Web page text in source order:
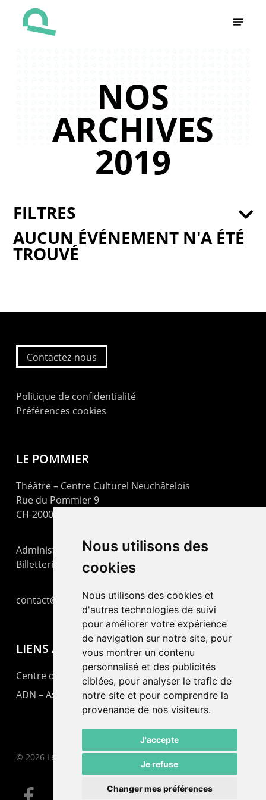
Nous utilisons des
cookies
Nous utilisons des cookies et
d'autres technologies de suivi
pour améliorer votre expérience
de navigation sur notre site, pour
vous montrer un contenu
personnalisé et des publicités
ciblées, pour analyser le trafic de
notre site et pour comprendre la
provenance de nos visiteurs.
J'accepte
Je refuse
Changer mes préférences
NOS
ARCHIVES
2019
AUCUN ÉVÉNEMENT N'A ÉTÉ
TROUVÉ
FILTRES
Contactez-nous
Politique de confidentialité
Préférences cookies
LE POMMIER
Théâtre – Centre Culturel Neuchâtelois
Rue du Pommier 9
CH-2000 Neuchâtel
Administration : +41 32 725 03 03
Billetterie : +41 32 725 05 05
contact@lepommier.ch
LIENS AMIS
Centre de culture ABC
ADN – Association Danse Neuchâtel
© 2026 Le Pommier.
facebook email